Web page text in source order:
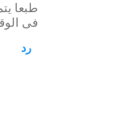
طبعا
فى
رد